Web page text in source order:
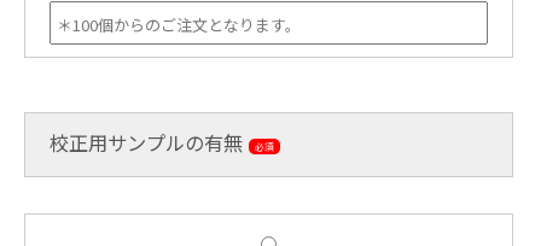
校正用サンプルの有無 必須